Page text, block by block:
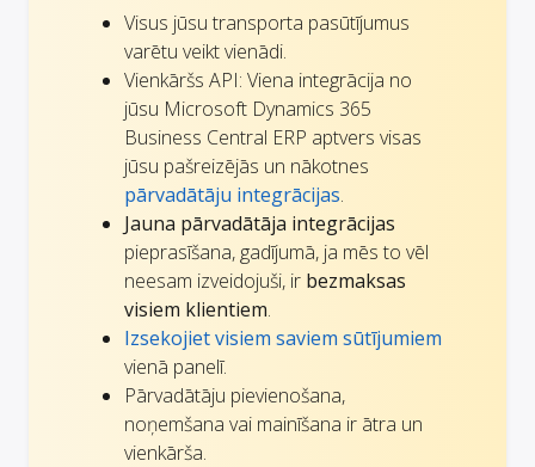
Visus jūsu transporta pasūtījumus
varētu veikt vienādi.
Vienkāršs API: Viena integrācija no
jūsu Microsoft Dynamics 365
Business Central ERP aptvers visas
jūsu pašreizējās un nākotnes
pārvadātāju integrācijas.
Jauna pārvadātāja integrācijas
pieprasīšana, gadījumā, ja mēs to vēl
neesam izveidojuši, ir bezmaksas
visiem klientiem.
Izsekojiet visiem saviem sūtījumiem
vienā panelī.
Pārvadātāju pievienošana,
noņemšana vai mainīšana ir ātra un
vienkārša.